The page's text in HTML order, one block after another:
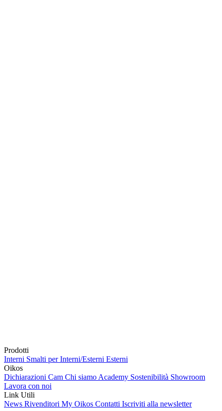
Prodotti
Interni Smalti per Interni/Esterni Esterni
Oikos
Dichiarazioni Cam Chi siamo Academy Sostenibilità Showroom
Lavora con noi
Link Utili
News Rivenditori My Oikos Contatti Iscriviti alla newsletter